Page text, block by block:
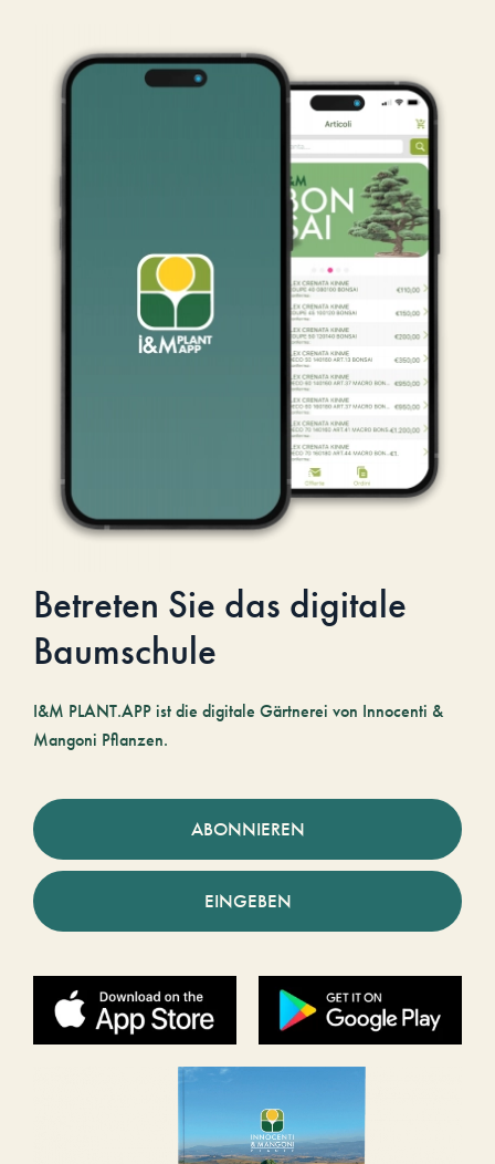
Betreten Sie das digitale
Baumschule
I&M PLANT.APP ist die digitale Gärtnerei von Innocenti &
Mangoni Pflanzen.
ABONNIEREN
EINGEBEN